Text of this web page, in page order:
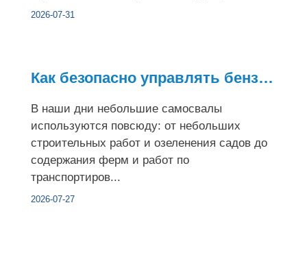
2026-07-31
Как безопасно управлять бензиновым мини-самосвалом на разных...
В наши дни небольшие самосвалы
используются повсюду: от небольших
строительных работ и озеленения садов до
содержания ферм и работ по
транспортиров...
2026-07-27